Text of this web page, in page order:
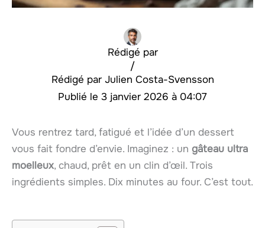
Rédigé par
Julien Costa-Svensson
/
3 janvier 2026 à 04:07
Vous rentrez tard, fatigué et l’idée d’un dessert
vous fait fondre d’envie. Imaginez : un gâteau ultra
moelleux, chaud, prêt en un clin d’œil. Trois
ingrédients simples. Dix minutes au four. C’est tout.